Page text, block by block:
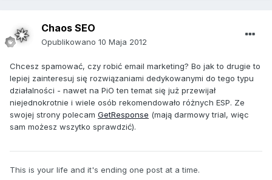
Chaos SEO
Opublikowano 10 Maja 2012
Chcesz spamować, czy robić email marketing? Bo jak to drugie to
lepiej zainteresuj się rozwiązaniami dedykowanymi do tego typu
działalności - nawet na PiO ten temat się już przewijał
niejednokrotnie i wiele osób rekomendowało różnych ESP. Ze
swojej strony polecam GetResponse (mają darmowy trial, więc
sam możesz wszytko sprawdzić).
This is your life and it's ending one post at a time.